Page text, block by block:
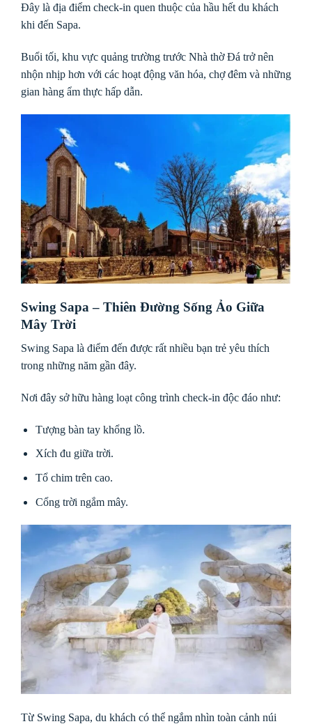
Đây là địa điểm check-in quen thuộc của hầu hết du khách
khi đến Sapa.
Buổi tối, khu vực quảng trường trước Nhà thờ Đá trở nên
nhộn nhịp hơn với các hoạt động văn hóa, chợ đêm và những
gian hàng ẩm thực hấp dẫn.
Swing Sapa – Thiên Đường Sống Ảo Giữa
Mây Trời
Swing Sapa là điểm đến được rất nhiều bạn trẻ yêu thích
trong những năm gần đây.
Nơi đây sở hữu hàng loạt công trình check-in độc đáo như:
Tượng bàn tay khổng lồ.
Xích đu giữa trời.
Tổ chim trên cao.
Cổng trời ngắm mây.
Từ Swing Sapa, du khách có thể ngắm nhìn toàn cảnh núi